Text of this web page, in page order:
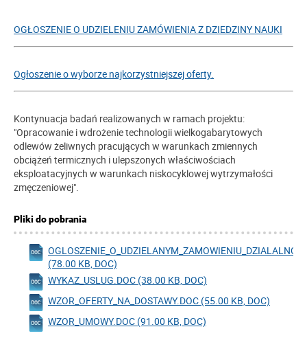
OGŁOSZENIE O UDZIELENIU ZAMÓWIENIA Z DZIEDZINY NAUKI
Ogłoszenie o wyborze najkorzystniejszej oferty.
Kontynuacja badań realizowanych w ramach projektu:
"Opracowanie i wdrożenie technologii wielkogabarytowych
odlewów żeliwnych pracujących w warunkach zmiennych
obciążeń termicznych i ulepszonych właściwościach
eksploatacyjnych w warunkach niskocyklowej wytrzymałości
zmęczeniowej".
Pliki do pobrania
(78.00 KB, DOC)
WYKAZ_USLUG.DOC (38.00 KB, DOC)
WZOR_OFERTY_NA_DOSTAWY.DOC (55.00 KB, DOC)
WZOR_UMOWY.DOC (91.00 KB, DOC)